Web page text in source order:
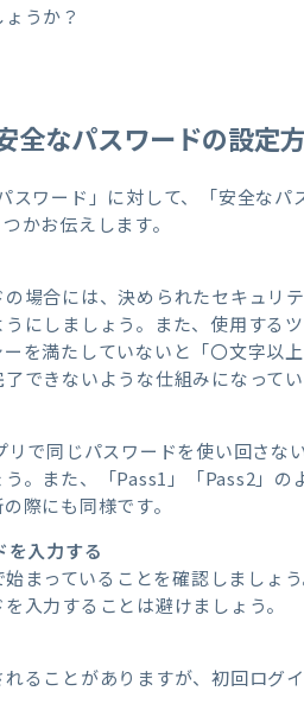
うか？
なパスワードの設定
スワード」に対して、「安全な
かお伝えします。
場合には、決められたセキュリ
にしましょう。また、使用する
を満たしていないと「〇文字以
できないような仕組みになってい
で同じパスワードを使い回さな
。また、「Pass1」「Pass2」
際にも同様です。
を入力する
まっていることを確認しましょ
入力することは避けましょう。
ることがありますが、初回ログ